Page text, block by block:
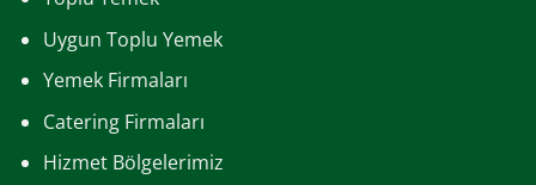
Uygun Toplu Yemek
Yemek Firmaları
Catering Firmaları
Hizmet Bölgelerimiz